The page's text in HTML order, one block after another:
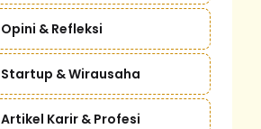
Opini & Refleksi
Startup & Wirausaha
Artikel Karir & Profesi